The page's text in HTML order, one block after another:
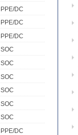
PPE/DC
PPE/DC
PPE/DC
SOC
SOC
SOC
SOC
SOC
SOC
PPE/DC